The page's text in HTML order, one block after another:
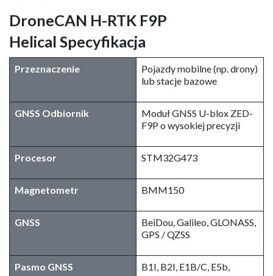
DroneCAN H-RTK F9P
Helical Specyfikacja
Przeznaczenie
Pojazdy mobilne (np. drony)
lub stacje bazowe
GNSS Odbiornik
Moduł GNSS U-blox ZED-
F9P o wysokiej precyzji
Procesor STM32G473
Magnetometr BMM150
GNSS
BeiDou, Galileo, GLONASS,
GPS / QZSS
Pasmo GNSS
B1I, B2I, E1B/C, E5b,